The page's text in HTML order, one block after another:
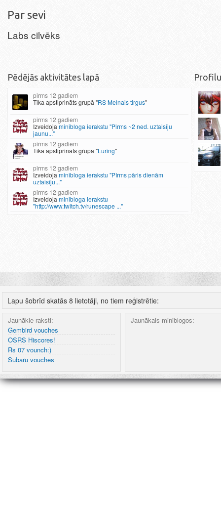
Par sevi
Labs cilvēks
Pēdējās aktivitātes lapā
12 gadiem
Tika apstiprināts grupā "RS Melnais tirgus"
12 gadiem
Izveidojaminibloga ierakstu "Pirms ~2 ned. uztaisīju
jaunu..."
12 gadiem
Tika apstiprināts grupā "Luring"
12 gadiem
Izveidojaminibloga ierakstu "PIrms pāris dienām
uztaisīju..."
12 gadiem
Izveidojaminibloga ierakstu
"http://www.twitch.tv/runescape ..."
Lapu šobrīd skatās 8 lietotāji, no tiem reģistrētie:
Jaunākie raksti:
Gembird vouches
OSRS Hiscores!
Rs 07 vounch:)
Subaru vouches
Jaunākais miniblogos: